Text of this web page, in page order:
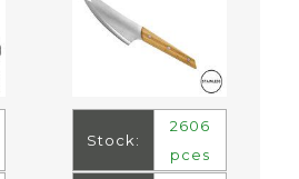
Stock:
2606
pces